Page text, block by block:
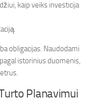
kaip veiks investicija
obligacijas. Naudodami
istorinius duomenis,
Planavimui